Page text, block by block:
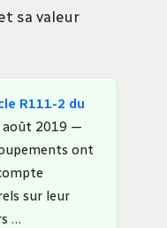
sa valeur
R111-2 du
2019 —
ont
sur leur
…